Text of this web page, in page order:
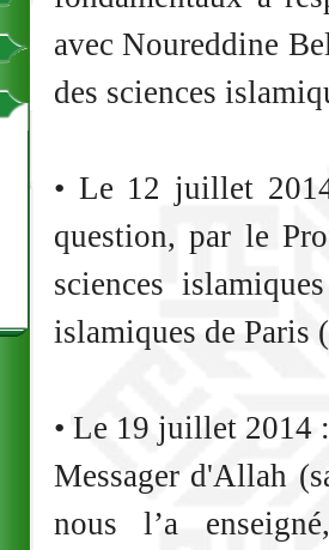
avec Noureddine
des sciences
• Le 12 juillet
question, par le
sciences
islamiques de Paris
• Le 19 juillet 2014
Messager d'Allah
nous l’a